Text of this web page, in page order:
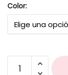
Color: